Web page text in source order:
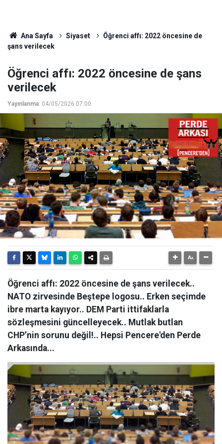
Ana Sayfa Siyaset
Öğrenci affı: 2022 öncesine de
şans verilecek
Öğrenci affı: 2022 öncesine de şans
verilecek
Yayınlanma: 04/05/2026 07:00
Öğrenci affı: 2022 öncesine de şans verilecek..
NATO zirvesinde Beştepe logosu.. Erken seçimde
ibre marta kayıyor.. DEM Parti ittifaklarla
sözleşmesini güncelleyecek.. Mutlak butlan
CHP’nin sorunu değil!.. Hepsi Pencere'den Perde
Arkasında...